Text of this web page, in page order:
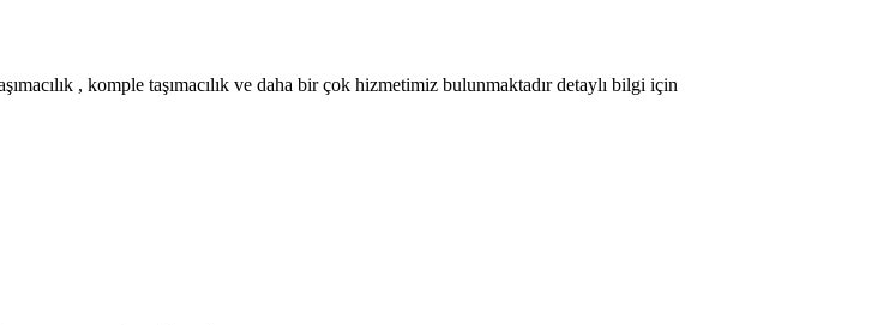
, komple taşımacılık ve daha bir çok hizmetimiz bulunmaktadır detaylı bilgi için